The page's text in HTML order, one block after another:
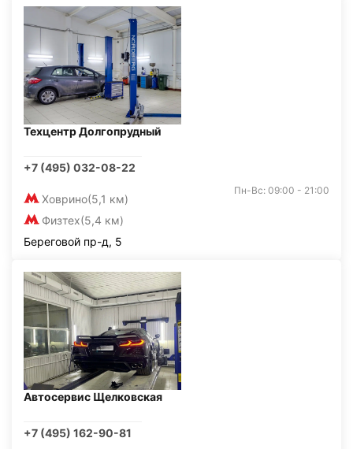
Техцентр Долгопрудный
+7 (495) 032-08-22
Ховрино(5,1 км)
Физтех(5,4 км)
Пн-Вс: 09:00 - 21:00
Береговой пр-д, 5
Автосервис Щелковская
+7 (495) 162-90-81